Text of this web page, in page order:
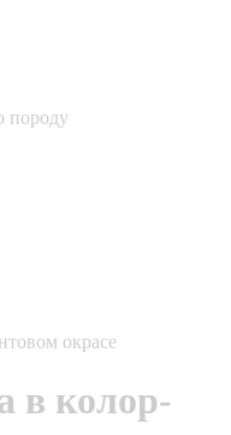
породу
окрасе
в колор-